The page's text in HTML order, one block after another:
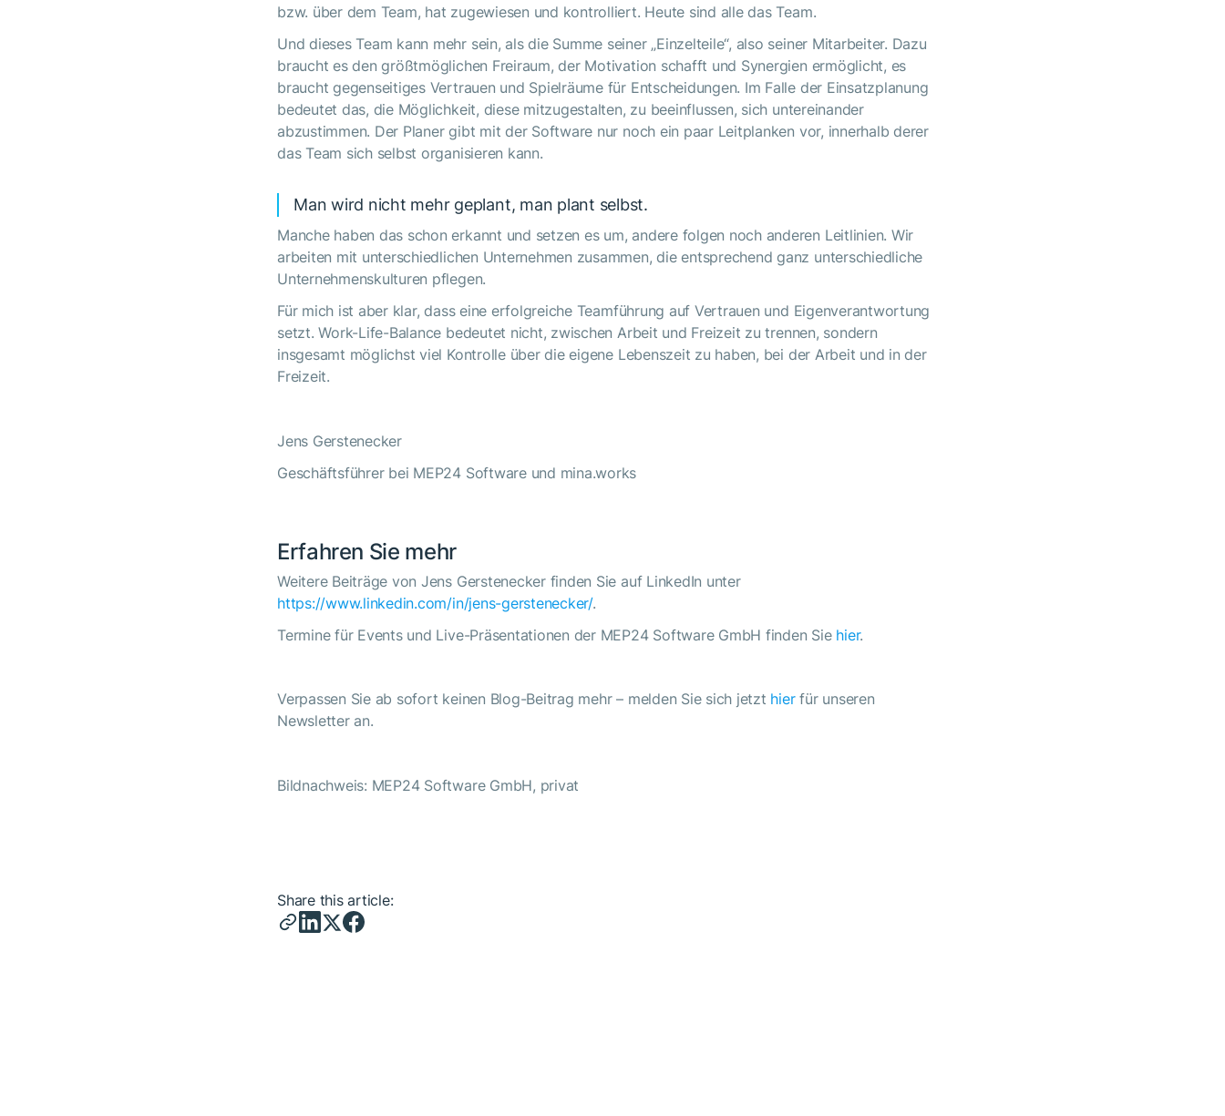
bzw. über dem Team, hat zugewiesen und kontrolliert. Heute sind alle das Team.
Und dieses Team kann mehr sein, als die Summe seiner „Einzelteile“, also seiner Mitarbeiter. Dazu
braucht es den größtmöglichen Freiraum, der Motivation schafft und Synergien ermöglicht, es
braucht gegenseitiges Vertrauen und Spielräume für Entscheidungen. Im Falle der Einsatzplanung
bedeutet das, die Möglichkeit, diese mitzugestalten, zu beeinflussen, sich untereinander
abzustimmen. Der Planer gibt mit der Software nur noch ein paar Leitplanken vor, innerhalb derer
das Team sich selbst organisieren kann.
Man wird nicht mehr geplant, man plant selbst.
Manche haben das schon erkannt und setzen es um, andere folgen noch anderen Leitlinien. Wir
arbeiten mit unterschiedlichen Unternehmen zusammen, die entsprechend ganz unterschiedliche
Unternehmenskulturen pflegen.
Für mich ist aber klar, dass eine erfolgreiche Teamführung auf Vertrauen und Eigenverantwortung
setzt. Work-Life-Balance bedeutet nicht, zwischen Arbeit und Freizeit zu trennen, sondern
insgesamt möglichst viel Kontrolle über die eigene Lebenszeit zu haben, bei der Arbeit und in der
Freizeit.
Jens Gerstenecker
Geschäftsführer bei MEP24 Software und mina.works
Erfahren Sie mehr
Weitere Beiträge von Jens Gerstenecker finden Sie auf LinkedIn unter
https://www.linkedin.com/in/jens-gerstenecker/.
Termine für Events und Live-Präsentationen der MEP24 Software GmbH finden Sie hier.
Verpassen Sie ab sofort keinen Blog-Beitrag mehr – melden Sie sich jetzt hierfür unseren
Newsletter an.
Bildnachweis: MEP24 Software GmbH, privat
Share this article: